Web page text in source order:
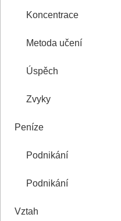
Koncentrace
Metoda učení
Úspěch
Zvyky
Peníze
Podnikání
Podnikání
Vztah